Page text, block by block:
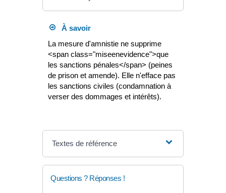
À savoir
La mesure d'amnistie ne supprime
<span class="miseenevidence">que
les sanctions pénales</span> (peines
de prison et amende). Elle n'efface pas
les sanctions civiles (condamnation à
verser des dommages et intérêts).
Textes de référence
Questions ? Réponses !